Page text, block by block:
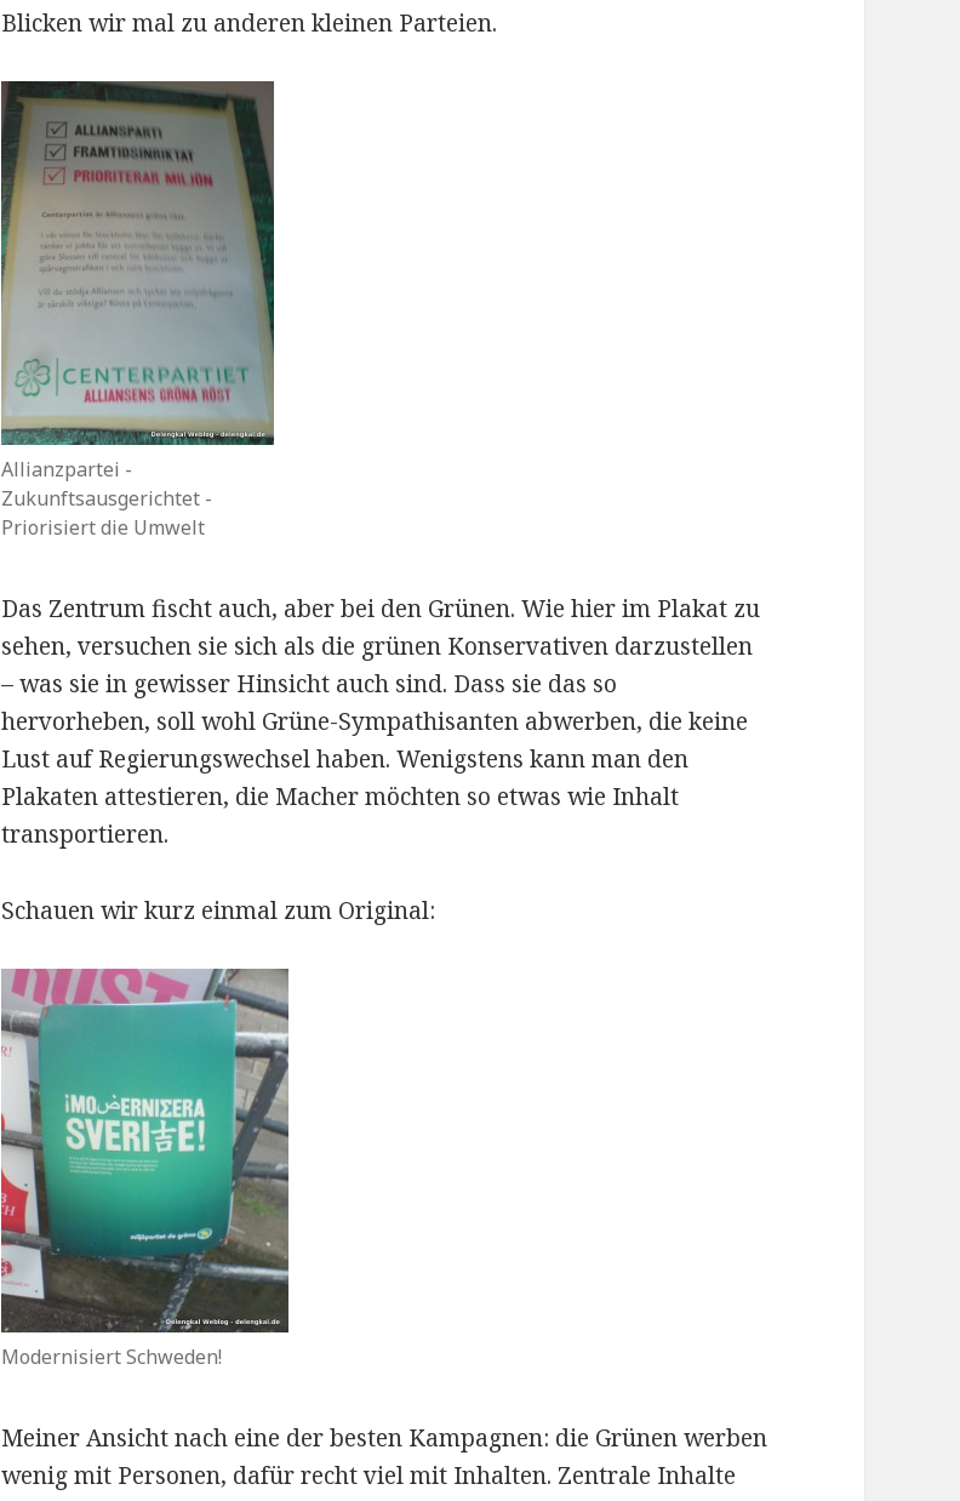
Blicken wir mal zu anderen kleinen Parteien.
Allianzpartei -
Zukunftsausgerichtet -
Priorisiert die Umwelt
Das Zentrum fischt auch, aber bei den Grünen. Wie hier im Plakat zu
sehen, versuchen sie sich als die grünen Konservativen darzustellen
– was sie in gewisser Hinsicht auch sind. Dass sie das so
hervorheben, soll wohl Grüne-Sympathisanten abwerben, die keine
Lust auf Regierungswechsel haben. Wenigstens kann man den
Plakaten attestieren, die Macher möchten so etwas wie Inhalt
transportieren.
Schauen wir kurz einmal zum Original:
Modernisiert Schweden!
Meiner Ansicht nach eine der besten Kampagnen: die Grünen werben
wenig mit Personen, dafür recht viel mit Inhalten. Zentrale Inhalte